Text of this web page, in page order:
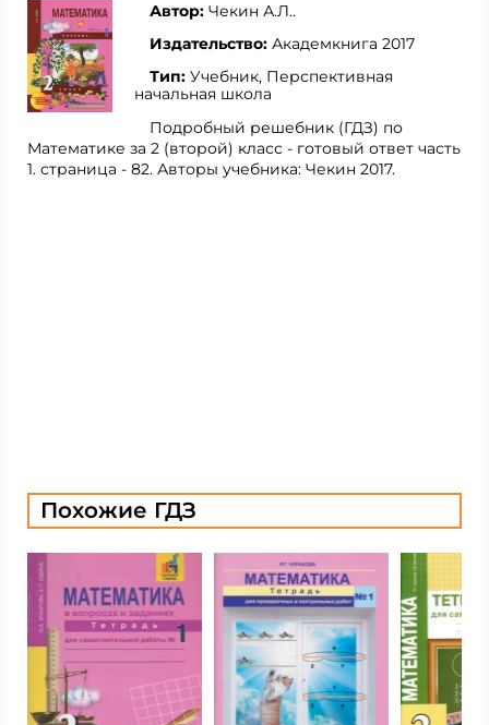
Автор: Чекин А.Л..
Издательство: Академкнига 2017
Тип: Учебник, Перспективная
начальная школа
Подробный решебник (ГДЗ) по
Математике за 2 (второй) класс - готовый ответ часть
1. страница - 82. Авторы учебника: Чекин 2017.
Похожие ГДЗ